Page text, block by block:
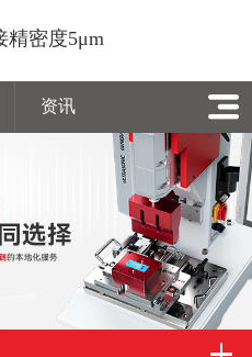
精密度5μm
资讯